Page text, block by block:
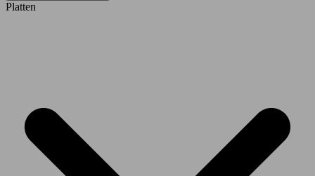
Platten